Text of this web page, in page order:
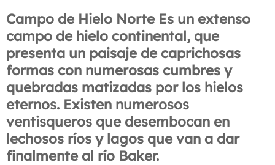
Campo de Hielo Norte Es un extenso
campo de hielo continental, que
presenta un paisaje de caprichosas
formas con numerosas cumbres y
quebradas matizadas por los hielos
eternos. Existen numerosos
ventisqueros que desembocan en
lechosos ríos y lagos que van a dar
finalmente al río Baker.